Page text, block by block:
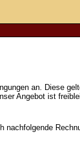
an. Diese
Angebot ist